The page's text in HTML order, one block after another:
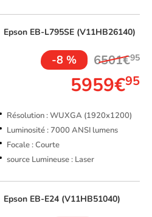
Epson EB-L795SE (V11HB26140)
-8 % 6501€95
5959€95
Résolution : WUXGA (1920x1200)
Luminosité : 7000 ANSI lumens
Focale : Courte
source Lumineuse : Laser
Epson EB-E24 (V11HB51040)